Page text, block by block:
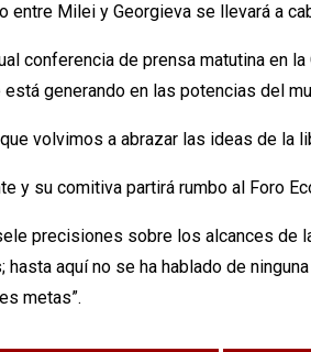
entre Milei y Georgieva se llevará a
conferencia de prensa matutina en
generando en las potencias del
volvimos a abrazar las ideas de la
y su comitiva partirá rumbo al Foro
precisiones sobre los alcances de
hasta aquí no se ha hablado de
metas”.